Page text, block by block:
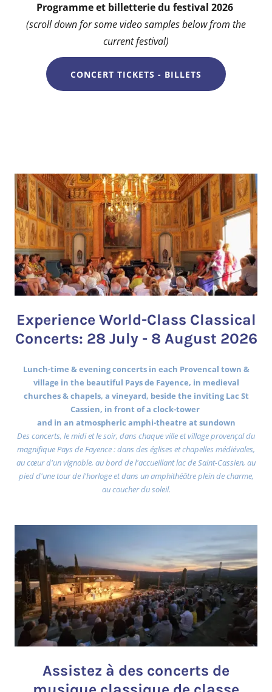
Programme et billetterie du festival 2026
(scroll down for some video samples below from the
current festival)
CONCERT TICKETS - BILLETS
Experience World-Class Classical
Concerts: 28 July - 8 August 2026
Lunch-time & evening concerts in each Provencal town &
village in the beautiful Pays de Fayence, in medieval
churches & chapels, a vineyard, beside the inviting Lac St
Cassien, in front of a clock-tower
and in an atmospheric amphi-theatre at sundown
Des concerts, le midi et le soir, dans chaque ville et village provençal du
magnifique Pays de Fayence : dans des églises et chapelles médiévales,
au cœur d'un vignoble, au bord de l'accueillant lac de Saint-Cassien, au
pied d'une tour de l'horloge et dans un amphithéâtre plein de charme,
au coucher du soleil.
Assistez à des concerts de